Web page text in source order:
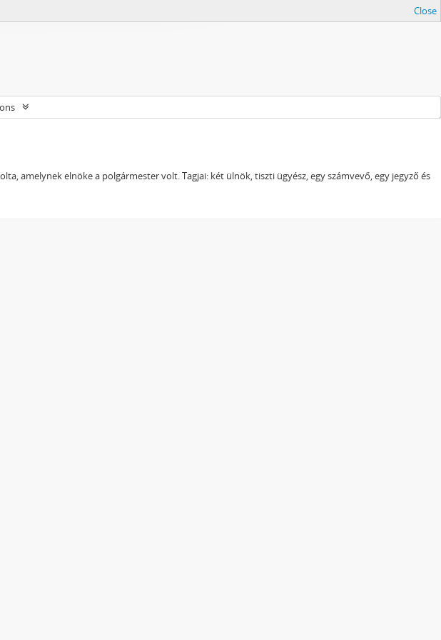
Close
amelynek elnöke a polgármester volt. Tagjai: két ülnök, tiszti ügyész, egy számvevő, egy jegyző és